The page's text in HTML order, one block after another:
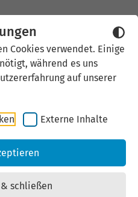
Cookies verwendet. Einige
während es uns
auf unserer
Externe Inhalte
schließen
laden
auf unserer
um Ihnen
externe Inhalte
Youtube)
Daten (z.B. IP-
erklären Sie